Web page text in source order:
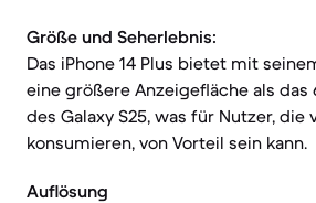
Größe und Seherlebnis:
Das iPhone 14 Plus bietet mit
eine größere Anzeigefläche als das
des Galaxy S25, was für Nutzer, die
konsumieren, von Vorteil sein kann.
Auflösung